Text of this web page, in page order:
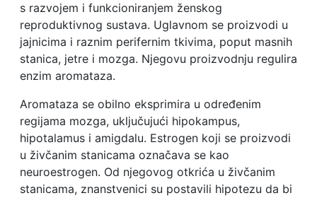
s razvojem i funkcioniranjem ženskog
reproduktivnog sustava. Uglavnom se proizvodi u
jajnicima i raznim perifernim tkivima, poput masnih
stanica, jetre i mozga. Njegovu proizvodnju regulira
enzim aromataza.
Aromataza se obilno eksprimira u određenim
regijama mozga, uključujući hipokampus,
hipotalamus i amigdalu. Estrogen koji se proizvodi
u živčanim stanicama označava se kao
neuroestrogen. Od njegovog otkrića u živčanim
stanicama, znanstvenici su postavili hipotezu da bi